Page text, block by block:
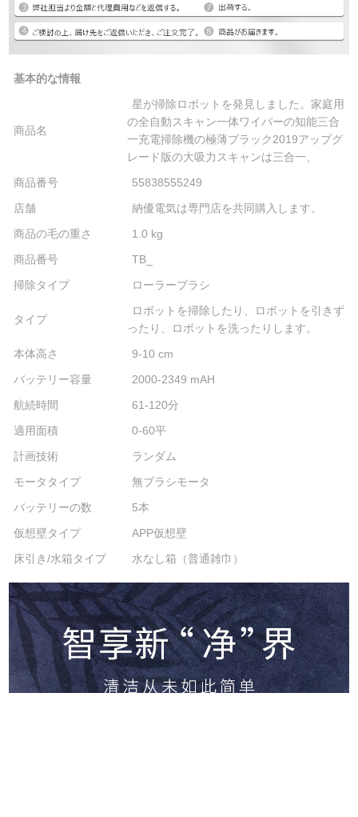
基本的な情報
商品名
星が掃除ロボットを発見しました。家庭用
の全自動スキャン一体ワイパーの知能三合
一充電掃除機の極薄ブラック2019アップグ
レード版の大吸力スキャンは三合一、
商品番号
55838555249
店舗
納優電気は専門店を共同購入します。
商品の毛の重さ
1.0 kg
商品番号
TB_
掃除タイプ
ローラーブラシ
タイプ
ロボットを掃除したり、ロボットを引きず
ったり、ロボットを洗ったりします。
本体高さ
9-10 cm
バッテリー容量
2000-2349 mAH
航続時間
61-120分
適用面積
0-60平
計画技術
ランダム
モータタイプ
無ブラシモータ
バッテリーの数
5本
仮想壁タイプ
APP仮想壁
床引き/水箱タイプ
水なし箱（普通雑巾）